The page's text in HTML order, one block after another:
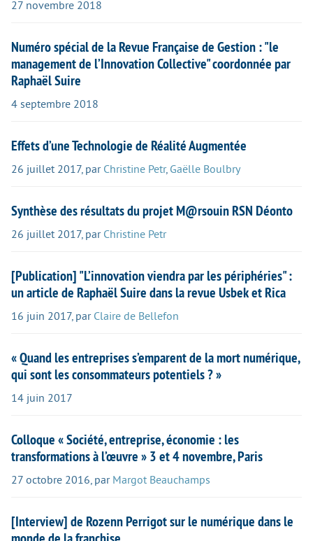
27 novembre 2018
Numéro spécial de la Revue Française de Gestion : "le
management de l’Innovation Collective" coordonnée par
Raphaël Suire
4 septembre 2018
Effets d’une Technologie de Réalité Augmentée
26 juillet 2017, par Christine Petr, Gaëlle Boulbry
Synthèse des résultats du projet M@rsouin RSN Déonto
26 juillet 2017, par Christine Petr
[Publication] "L’innovation viendra par les périphéries" :
un article de Raphaël Suire dans la revue Usbek et Rica
16 juin 2017, par Claire de Bellefon
« Quand les entreprises s’emparent de la mort numérique,
qui sont les consommateurs potentiels ? »
14 juin 2017
Colloque « Société, entreprise, économie : les
transformations à l’œuvre » 3 et 4 novembre, Paris
27 octobre 2016, par Margot Beauchamps
[Interview] de Rozenn Perrigot sur le numérique dans le